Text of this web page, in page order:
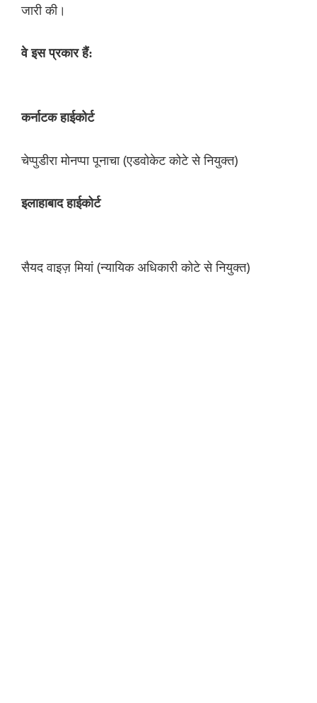
जारी की।
वे इस प्रकार हैं:
कर्नाटक हाईकोर्ट
चेप्पुडीरा मोनप्पा पूनाचा (एडवोकेट कोटे से नियुक्त)
इलाहाबाद हाईकोर्ट
सैयद वाइज़ मियां (न्यायिक अधिकारी कोटे से नियुक्त)